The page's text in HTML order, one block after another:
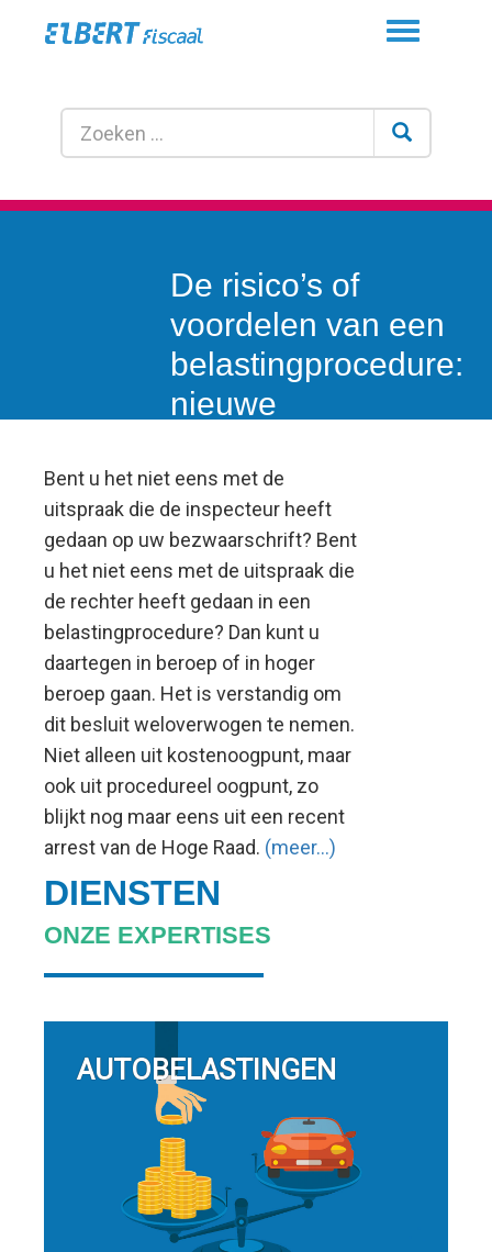
Toggle
De risico’s of
voordelen van een
belastingprocedure:
nieuwe
Bent u het niet eens met de
uitspraak die de inspecteur heeft
gedaan op uw bezwaarschrift? Bent
u het niet eens met de uitspraak die
de rechter heeft gedaan in een
belastingprocedure? Dan kunt u
daartegen in beroep of in hoger
beroep gaan. Het is verstandig om
dit besluit weloverwogen te nemen.
Niet alleen uit kostenoogpunt, maar
ook uit procedureel oogpunt, zo
blijkt nog maar eens uit een recent
arrest van de Hoge Raad. (meer…)
DIENSTEN
ONZE EXPERTISES
AUTOBELASTINGEN